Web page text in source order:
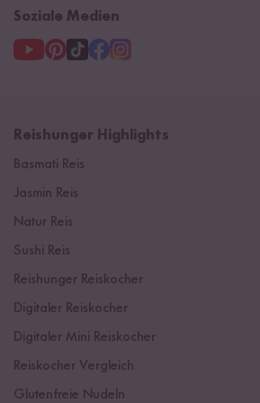
Soziale Medien
Reishunger Highlights
Basmati Reis
Jasmin Reis
Natur Reis
Sushi Reis
Reishunger Reiskocher
Digitaler Reiskocher
Digitaler Mini Reiskocher
Reiskocher Vergleich
Glutenfreie Nudeln